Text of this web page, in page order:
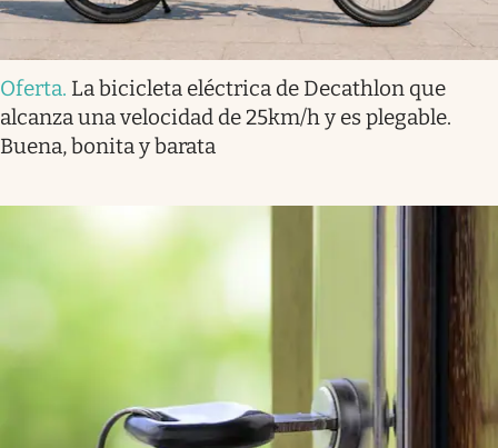
Oferta. La bicicleta eléctrica de Decathlon que
alcanza una velocidad de 25km/h y es plegable.
Buena, bonita y barata